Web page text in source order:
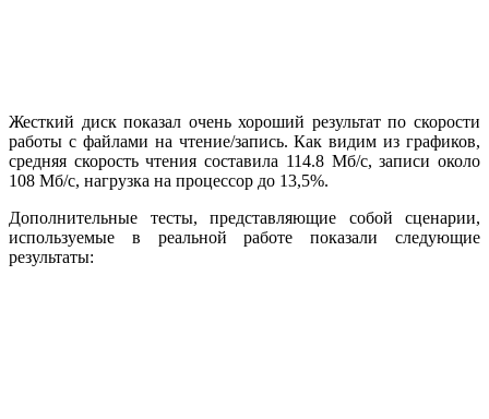
Жесткий диск показал очень хороший результат по скорости
работы с файлами на чтение/запись. Как видим из графиков,
средняя скорость чтения составила 114.8 Мб/с, записи около
108 Мб/с, нагрузка на процессор до 13,5%.
Дополнительные тесты, представляющие собой сценарии,
используемые в реальной работе показали следующие
результаты: